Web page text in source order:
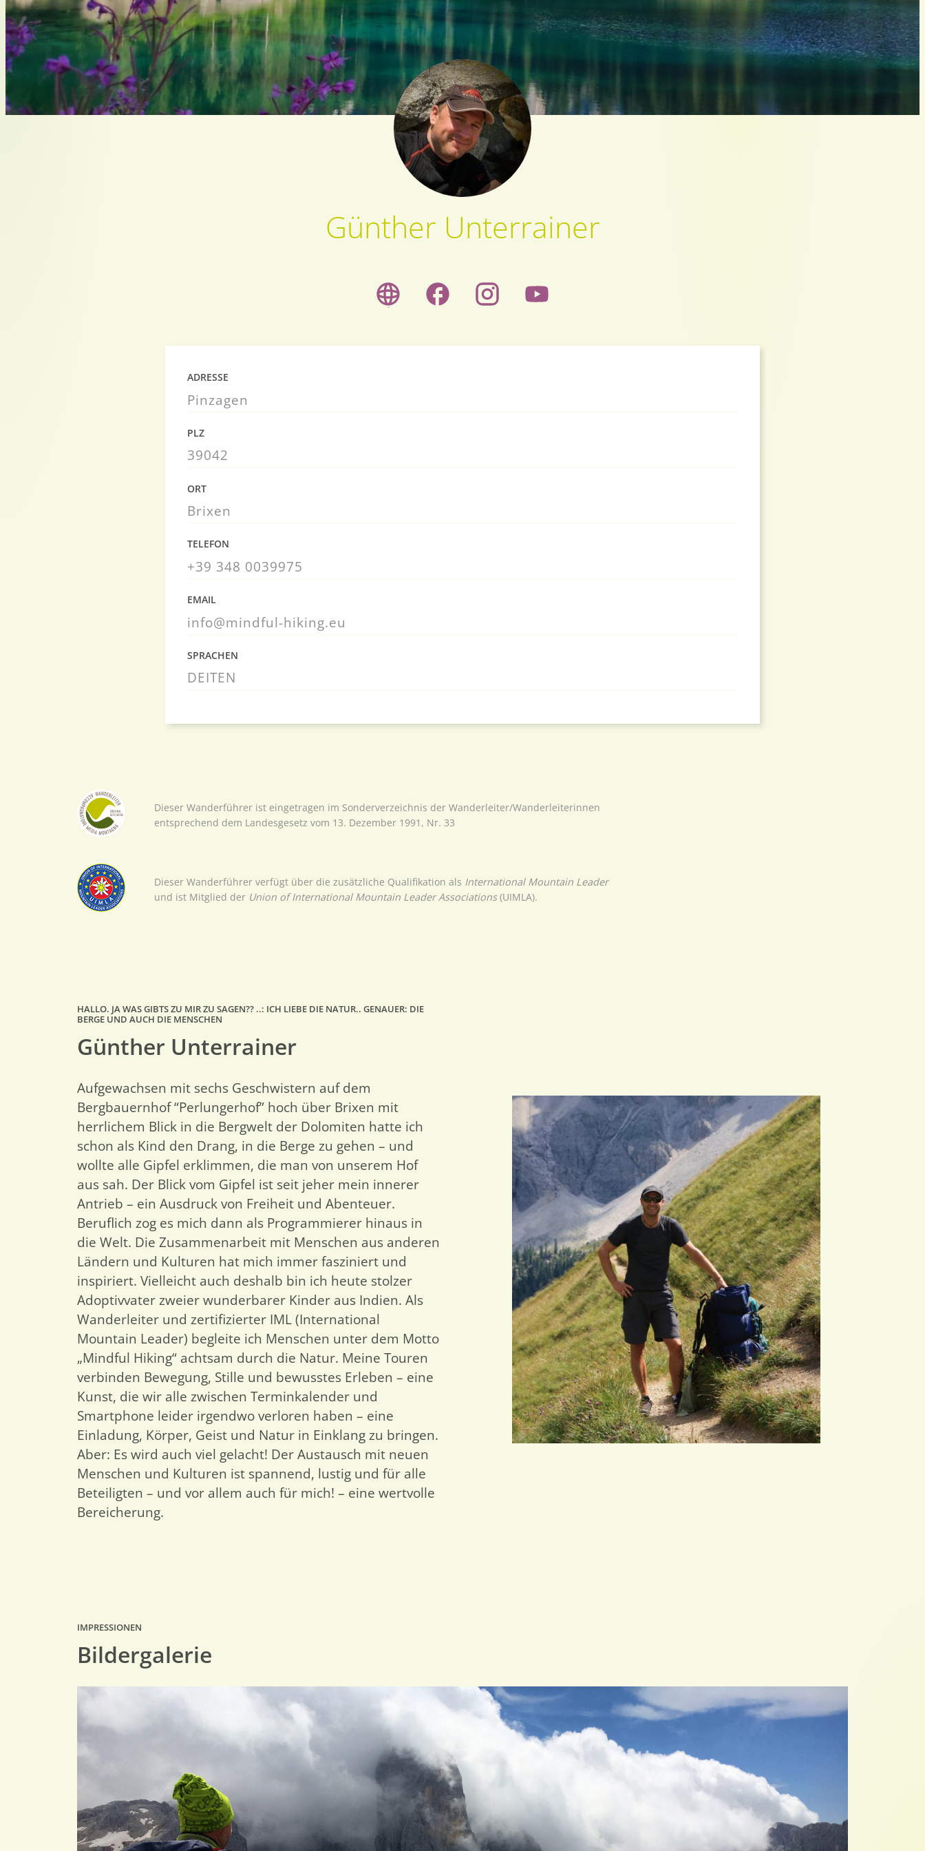
Günther Unterrainer
ADRESSE
Pinzagen
PLZ
39042
ORT
Brixen
TELEFON
+39 348 0039975
EMAIL
info@mindful-hiking.eu
SPRACHEN
DEITEN
Dieser Wanderführer ist eingetragen im Sonderverzeichnis der Wanderleiter/Wanderleiterinnen
entsprechend dem Landesgesetz vom 13. Dezember 1991, Nr. 33
Dieser Wanderführer verfügt über die zusätzliche Qualifikation als International Mountain Leader
und ist Mitglied der Union of International Mountain Leader Associations(UIMLA).
HALLO. JA WAS GIBTS ZU MIR ZU SAGEN?? ..: ICH LIEBE DIE NATUR.. GENAUER: DIE
BERGE UND AUCH DIE MENSCHEN
Günther Unterrainer
Aufgewachsen mit sechs Geschwistern auf dem
Bergbauernhof “Perlungerhof” hoch über Brixen mit
herrlichem Blick in die Bergwelt der Dolomiten hatte ich
schon als Kind den Drang, in die Berge zu gehen – und
wollte alle Gipfel erklimmen, die man von unserem Hof
aus sah. Der Blick vom Gipfel ist seit jeher mein innerer
Antrieb – ein Ausdruck von Freiheit und Abenteuer.
Beruflich zog es mich dann als Programmierer hinaus in
die Welt. Die Zusammenarbeit mit Menschen aus anderen
Ländern und Kulturen hat mich immer fasziniert und
inspiriert. Vielleicht auch deshalb bin ich heute stolzer
Adoptivvater zweier wunderbarer Kinder aus Indien. Als
Wanderleiter und zertifizierter IML (International
Mountain Leader) begleite ich Menschen unter dem Motto
„Mindful Hiking“ achtsam durch die Natur. Meine Touren
verbinden Bewegung, Stille und bewusstes Erleben – eine
Kunst, die wir alle zwischen Terminkalender und
Smartphone leider irgendwo verloren haben – eine
Einladung, Körper, Geist und Natur in Einklang zu bringen.
Aber: Es wird auch viel gelacht! Der Austausch mit neuen
Menschen und Kulturen ist spannend, lustig und für alle
Beteiligten – und vor allem auch für mich! – eine wertvolle
Bereicherung.
IMPRESSIONEN
Bildergalerie